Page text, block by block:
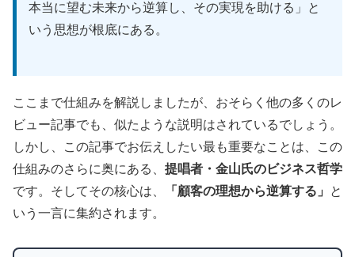
本当に望む未来から逆算し、その実現を助ける」と
いう思想が根底にある。
ここまで仕組みを解説しましたが、おそらく他の多くのレ
ビュー記事でも、似たような説明はされているでしょう。
しかし、この記事でお伝えしたい最も重要なことは、この
仕組みのさらに奥にある、 提唱者・金山氏のビジネス哲学
です。そしてその核心は、
「顧客の理想から逆算する」
と
いう一言に集約されます。